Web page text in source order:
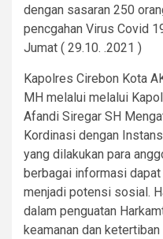
dengan sasaran 250
pencgahan Virus Covid
Jumat ( 29.10. .2021 )
Kapolres Cirebon Kota
MH melalui melalui
Afandi Siregar SH
Kordinasi dengan
yang dilakukan para
berbagai informasi
menjadi potensi sosial.
dalam penguatan
keamanan dan